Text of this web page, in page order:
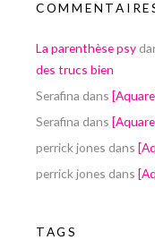
La parenthèse psy
des trucs bien
Serafina dans
Serafina dans
perrick jones dans
perrick jones dans
TAGS